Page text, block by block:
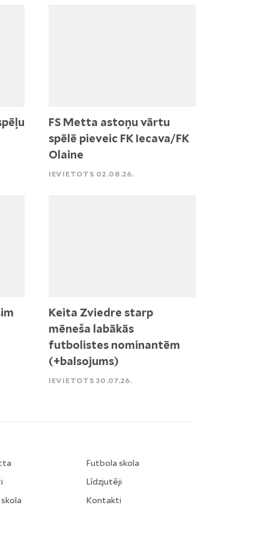
FS Metta astoņu vārtu
spēlē pieveic FK Iecava/FK
Olaine
IEVIETOTS 02.08.26.
Keita Zviedre starp
mēneša labākās
futbolistes nominantēm
(+balsojums)
IEVIETOTS 30.07.26.
Futbola skola
Līdzjutēji
Kontakti